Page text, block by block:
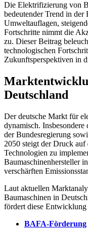
Die Elektrifizierung von
bedeutender Trend in der
Umweltauflagen,
Fortschritte nimmt die
zu. Dieser Beitrag
technologischen
Zukunftsperspektiven in
Deutschland
Der deutsche Markt für
dynamisch.
der Bundesregierung
2050 steigt der Druck auf
Technologien zu
Baumaschinenhersteller
verschärften
Laut aktuellen
Baumaschinen in
fördert diese Entwicklung
BAFA-Förderung